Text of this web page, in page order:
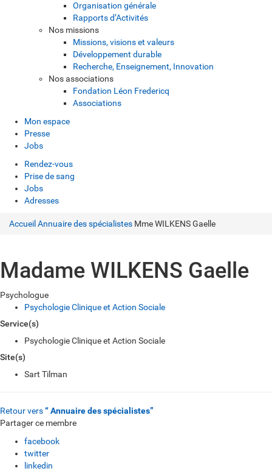
Organisation générale
Rapports d’Activités
Nos missions
Missions, visions et valeurs
Développement durable
Recherche, Enseignement, Innovation
Nos associations
Fondation Léon Fredericq
Associations
Mon espace
Presse
Jobs
Rendez-vous
Prise de sang
Jobs
Adresses
Accueil Annuaire des spécialistes Mme WILKENS Gaelle
Madame WILKENS Gaelle
Psychologue
Psychologie Clinique et Action Sociale
Service(s)
Psychologie Clinique et Action Sociale
Site(s)
Sart Tilman
Retour vers“ Annuaire des spécialistes”
Partager ce membre
facebook
twitter
linkedin